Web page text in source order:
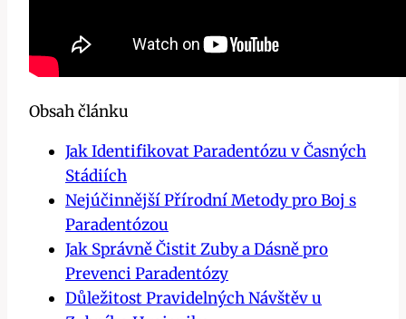
Obsah článku
Jak Identifikovat Paradentózu v Časných
Stádiích
Nejúčinnější Přírodní Metody pro Boj s
Paradentózou
Jak Správně Čistit Zuby a Dásně pro
Prevenci Paradentózy
Důležitost Pravidelných Návštěv u